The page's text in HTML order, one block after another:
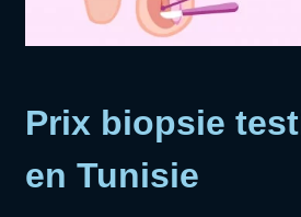
Prix biopsie
en Tunisie